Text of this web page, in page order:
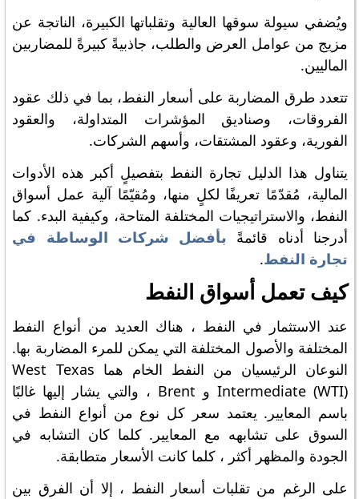
ويُضفي سيولة سوقها العالية وتقلباتها الكبيرة، الناتجة عن
مزيج من عوامل العرض والطلب، جاذبيةً كبيرةً للمضاربين
الماليين.
تتعدد طرق المضاربة على أسعار النفط، بما في ذلك عقود
الفروقات، وصناديق المؤشرات المتداولة، والعقود
الفورية، وعقود المشتقات، وأسهم الشركات.
يتناول هذا الدليل تجارة النفط بتفصيلٍ أكبر هذه الأدوات
المالية، مُقدّمًا تعريفًا لكلٍ منها، ومُقيّمًا آلية عمل أسواق
النفط، والاستراتيجيات المختلفة المتاحة، وكيفية البدء. كما
أدرجنا أدناه قائمةً بأفضل شركات الوساطة في
تجارة النفط.
كيف تعمل أسواق النفط
عند الاستثمار في النفط ، هناك العديد من أنواع النفط
المختلفة والأصول المختلفة التي يمكن للمرء المضاربة بها.
النوعان الرئيسيان من النفط الخام هما West Texas
Intermediate (WTI) و Brent ، والتي يشار إليها غالبًا
باسم المعايير. يعتمد سعر كل نوع من أنواع النفط في
السوق على تشابهه مع المعايير. كلما كان التشابه في
الجودة والمظهر أكثر ، كلما كانت الأسعار متطابقة.
على الرغم من تقلبات أسعار النفط ، إلا أن الفرق بين